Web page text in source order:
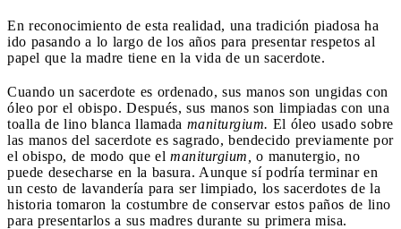
En reconocimiento de esta realidad, una tradición piadosa ha
ido pasando a lo largo de los años para presentar respetos al
papel que la madre tiene en la vida de un sacerdote.
Cuando un sacerdote es ordenado, sus manos son ungidas con
óleo por el obispo. Después, sus manos son limpiadas con una
toalla de lino blanca llamada maniturgium. El óleo usado sobre
las manos del sacerdote es sagrado, bendecido previamente por
el obispo, de modo que el maniturgium,
o manutergio, no
puede desecharse en la basura. Aunque sí podría terminar en
un cesto de lavandería para ser limpiado, los sacerdotes de la
historia tomaron la costumbre de conservar estos paños de lino
para presentarlos a sus madres durante su primera misa.